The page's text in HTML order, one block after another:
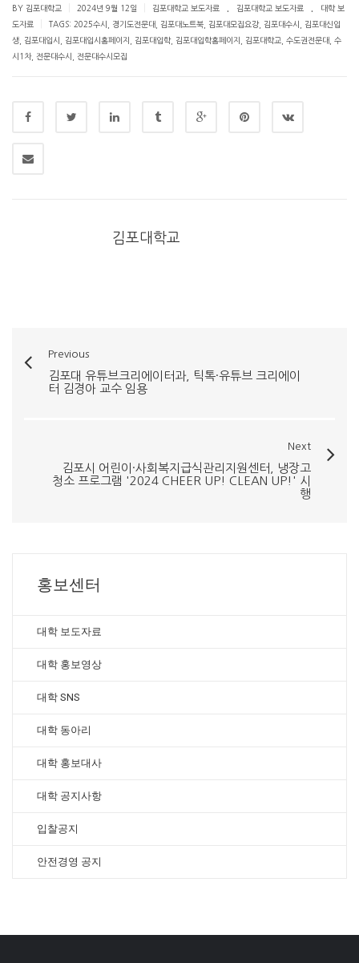
BY 김포대학교 2024년 9월 12일 김포대학교 보도자료 김포대학교 보도자료
대학 보
도자료
TAGS: 2025수시 경기도전문대 김포대노트북 김포대모집요강, 김포대수시
김포대신입
생
김포대입시 김포대입시홈페이지 김포대입학, 김포대입학홈페이지 김포대학교 수도권전문대
수
시1차, 전문대수시 전문대수시모집
김포대학교
Previous
김포대 유튜브크리에이터과, 틱톡·유튜브 크리에이
터 김경아 교수 임용
Next
김포시 어린이·사회복지급식관리지원센터, 냉장고
청소 프로그램 '2024 CHEER UP! CLEAN UP!' 시
행
홍보센터
대학 보도자료
대학 홍보영상
대학 SNS
대학 동아리
대학 홍보대사
대학 공지사항
입찰공지
안전경영 공지